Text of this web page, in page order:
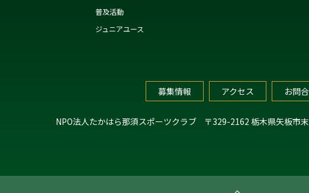
普及活動
ジュニアユース
募集情報 アクセス お問
NPO法人たかはら那須スポーツクラブ 〒329-2162 栃木県矢板市